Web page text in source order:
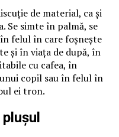
de material, ca și
Se simte în palmă, se
felul în care foșnește
și în viața de după, în
cu cafea, în
copil sau în felul în
ei tron.